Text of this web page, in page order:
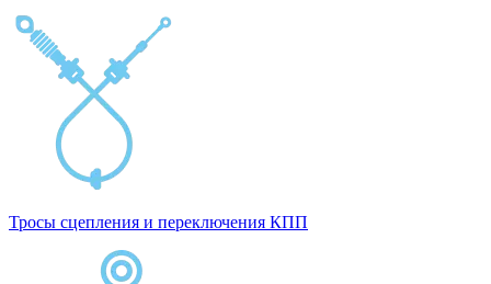
Тросы сцепления и переключения КПП